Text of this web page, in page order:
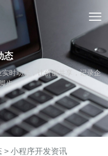
态
时动态，让价值共享，记录企
步
>小程序开发资讯